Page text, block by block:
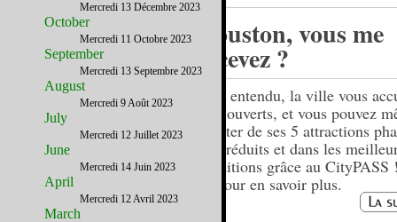
Houston, vous me
recevez ?
Bien entendu, la ville vous
bras ouverts, et vous pouvez
profiter de ses 5 attractions
prix réduits et dans les
conditions grâce au
ici pour en savoir plus.
Mercredi 13 Décembre 2023
October
Mercredi 11 Octobre 2023
September
Mercredi 13 Septembre 2023
August
Mercredi 9 Août 2023
July
Mercredi 12 Juillet 2023
June
Mercredi 14 Juin 2023
April
Mercredi 12 Avril 2023
March